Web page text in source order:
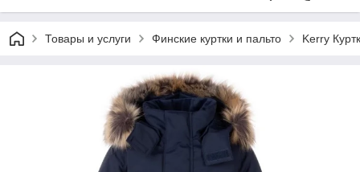
Товары и услуги Финские куртки и пальто Kerry